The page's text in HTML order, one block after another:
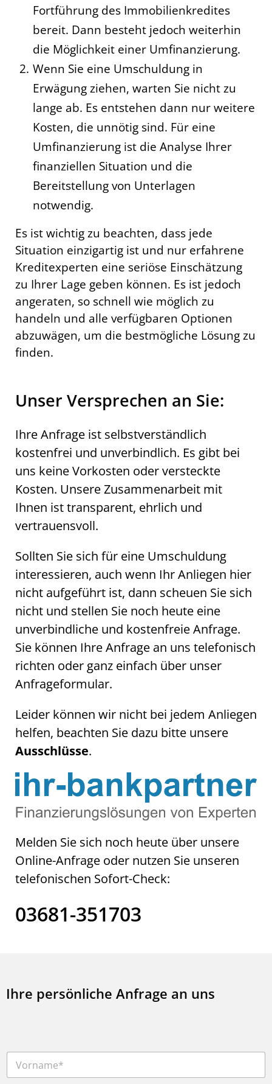
Fortführung des Immobilienkredites
bereit. Dann besteht jedoch weiterhin
die Möglichkeit einer Umfinanzierung.
Wenn Sie eine Umschuldung in
Erwägung ziehen, warten Sie nicht zu
lange ab. Es entstehen dann nur weitere
Kosten, die unnötig sind. Für eine
Umfinanzierung ist die Analyse Ihrer
finanziellen Situation und die
Bereitstellung von Unterlagen
notwendig.
Es ist wichtig zu beachten, dass jede
Situation einzigartig ist und nur erfahrene
Kreditexperten eine seriöse Einschätzung
zu Ihrer Lage geben können. Es ist jedoch
angeraten, so schnell wie möglich zu
handeln und alle verfügbaren Optionen
abzuwägen, um die bestmögliche Lösung zu
finden.
Unser Versprechen an Sie:
Ihre Anfrage ist selbstverständlich
kostenfrei und unverbindlich. Es gibt bei
uns keine Vorkosten oder versteckte
Kosten. Unsere Zusammenarbeit mit
Ihnen ist transparent, ehrlich und
vertrauensvoll.
Sollten Sie sich für eine Umschuldung
interessieren, auch wenn Ihr Anliegen hier
nicht aufgeführt ist, dann scheuen Sie sich
nicht und stellen Sie noch heute eine
unverbindliche und kostenfreie Anfrage.
Sie können Ihre Anfrage an uns telefonisch
richten oder ganz einfach über unser
Anfrageformular.
Leider können wir nicht bei jedem Anliegen
helfen, beachten Sie dazu bitte unsere
Ausschlüsse.
Melden Sie sich noch heute über unsere
Online-Anfrage oder nutzen Sie unseren
telefonischen Sofort-Check:
03681-351703
Ihre persönliche Anfrage an uns
V
r